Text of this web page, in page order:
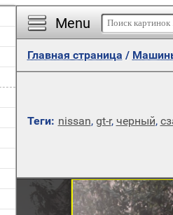
Menu
Главная страница /
Теги: nissan, gt-r, черный,